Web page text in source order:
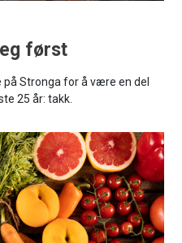
først
Stronga for å være en del
25 år: takk.